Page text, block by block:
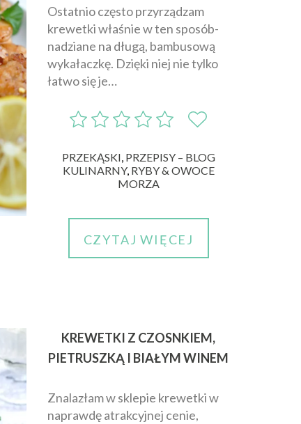
Ostatnio często przyrządzam
krewetki właśnie w ten sposób-
nadziane na długą, bambusową
wykałaczkę. Dzięki niej nie tylko
łatwo się je…
PRZEKĄSKI, PRZEPISY – BLOG
KULINARNY, RYBY & OWOCE
MORZA
CZYTAJ WIĘCEJ
KREWETKI Z CZOSNKIEM,
PIETRUSZKĄ I BIAŁYM WINEM
Znalazłam w sklepie krewetki w
naprawdę atrakcyjnej cenie,